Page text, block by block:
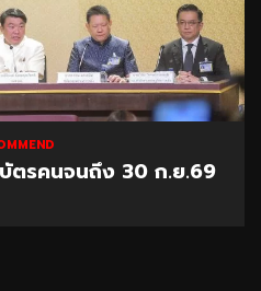
ตรคนจนถึง 30 ก.ย.69